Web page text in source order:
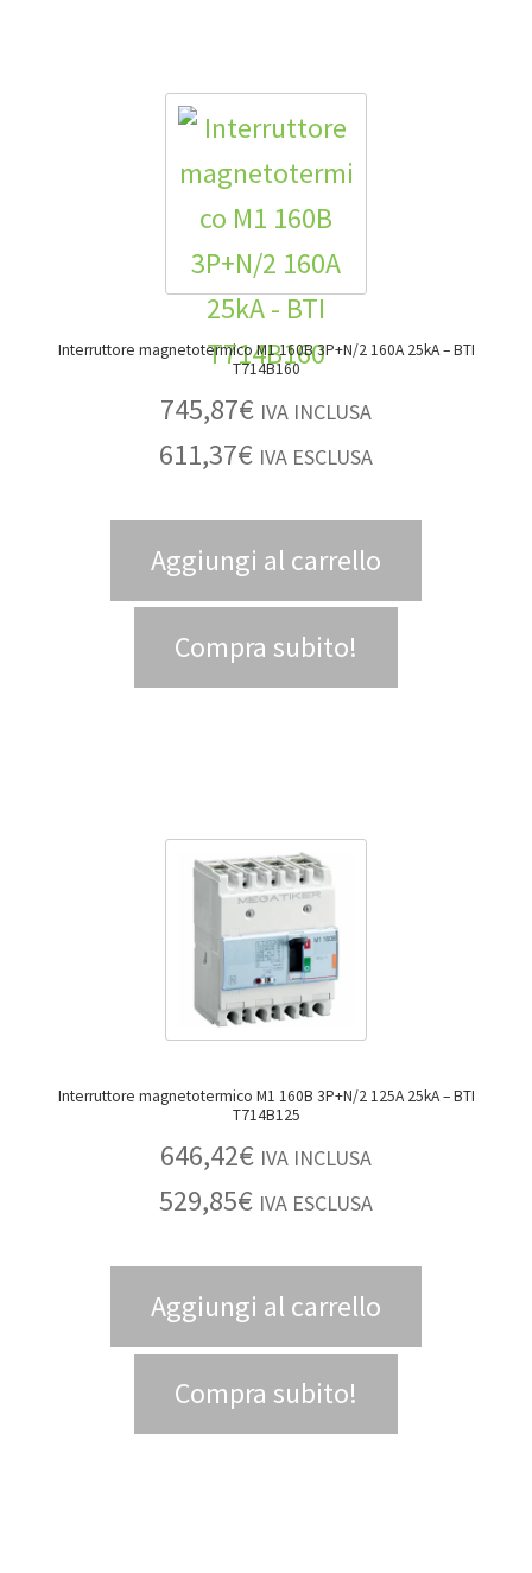
Interruttore magnetotermico M1 160B 3P+N/2 160A 25kA – BTI
T714B160
745,87€ IVA INCLUSA
611,37€ IVA ESCLUSA
Aggiungi al carrello
Compra subito!
Interruttore magnetotermico M1 160B 3P+N/2 125A 25kA – BTI
T714B125
646,42€ IVA INCLUSA
529,85€ IVA ESCLUSA
Aggiungi al carrello
Compra subito!